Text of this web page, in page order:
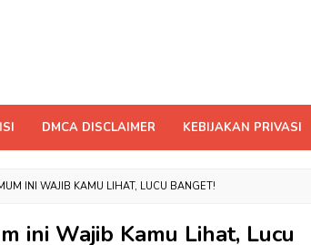
DMCA DISCLAIMER KEBIJAKAN PRIVASI
INI WAJIB KAMU LIHAT, LUCU BANGET!
ini Wajib Kamu Lihat, Lucu